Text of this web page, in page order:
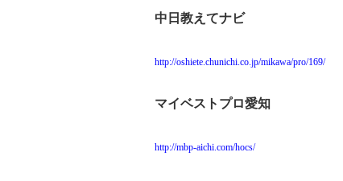
中日教えてナビ
http://oshiete.chunichi.co.jp/mikawa/pro/169/
マイベストプロ愛知
http://mbp-aichi.com/hocs/